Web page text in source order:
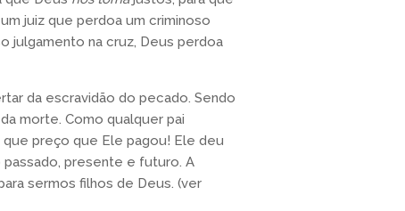
juiz que perdoa um criminoso
julgamento na cruz, Deus perdoa
da escravidão do pecado. Sendo
morte. Como qualquer pai
preço que Ele pagou! Ele deu
passado, presente e futuro. A
sermos filhos de Deus. (ver